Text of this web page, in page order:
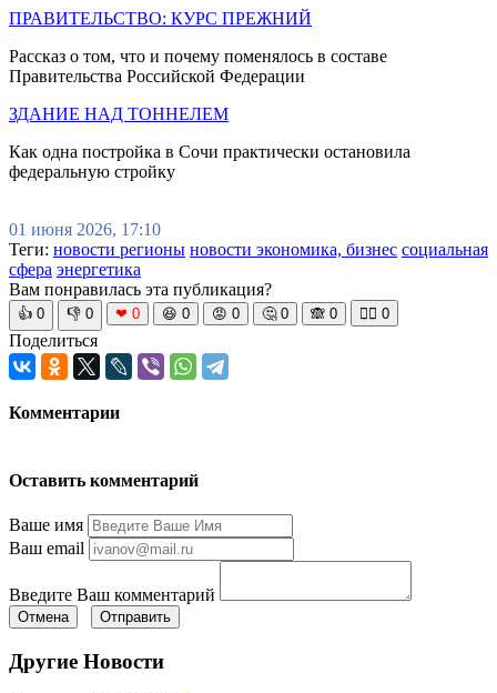
ПРАВИТЕЛЬСТВО: КУРС ПРЕЖНИЙ
Рассказ о том, что и почему поменялось в составе
Правительства Российской Федерации
ЗДАНИЕ НАД ТОННЕЛЕМ
Как одна постройка в Сочи практически остановила
федеральную стройку
01 июня 2026, 17:10
Теги: новости регионы новости экономика, бизнес социальная
сфера энергетика
Вам понравилась эта публикация?
👍 0 👎 0 ❤ 0 😆 0 😡 0 🤔 0 🙈 0 🧘‍♀️ 0
Поделиться
Комментарии
Оставить комментарий
Ваше имя
Ваш email
Введите Ваш комментарий
Отмена Отправить
Другие Новости